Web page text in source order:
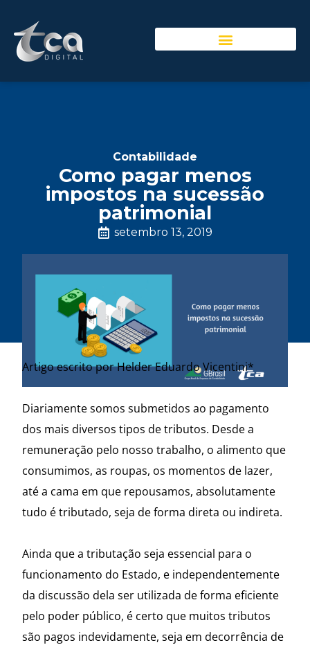
Contabilidade
Como pagar menos
impostos na sucessão
patrimonial
setembro 13, 2019
Artigo escrito por Helder Eduardo Vicentini*
Diariamente somos submetidos ao pagamento
dos mais diversos tipos de tributos. Desde a
remuneração pelo nosso trabalho, o alimento que
consumimos, as roupas, os momentos de lazer,
até a cama em que repousamos, absolutamente
tudo é tributado, seja de forma direta ou indireta.
Ainda que a tributação seja essencial para o
funcionamento do Estado, e independentemente
da discussão dela ser utilizada de forma eficiente
pelo poder público, é certo que muitos tributos
são pagos indevidamente, seja em decorrência de